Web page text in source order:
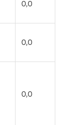
0,0
0,0
0,0